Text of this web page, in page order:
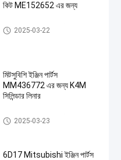
কিট ME152652 এর জন্য
MITSUBISHI ইঞ্জিন পার্টস
2025-03-22
মিটসুবিশি ইঞ্জিন পার্টস
MM436772 এর জন্য K4M
সিলিন্ডার লিনার
MITSUBISHI ইঞ্জিন পার্টস
2025-03-23
6D17 Mitsubishi ইঞ্জিন পার্টস